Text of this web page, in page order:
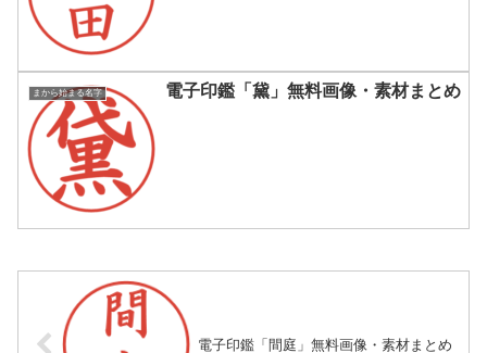
まから始まる名字 電子印鑑「黛」無料画像・素材まとめ
電子印鑑「間庭」無料画像・素材まとめ